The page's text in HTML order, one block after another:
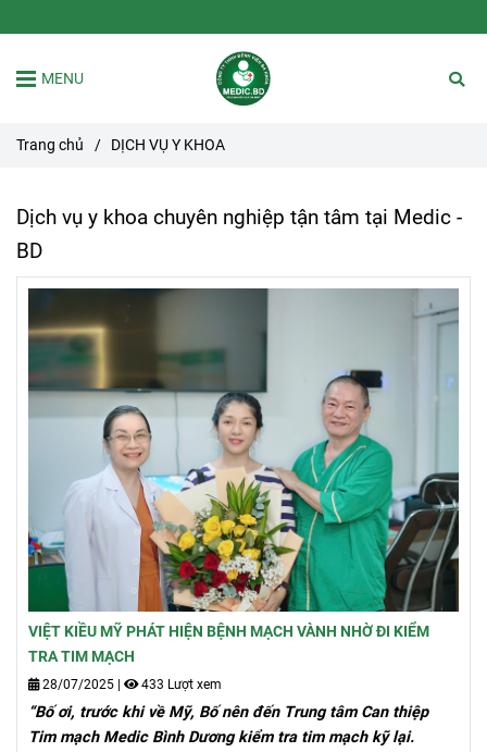
MENU
Trang chủ / DỊCH VỤ Y KHOA
Dịch vụ y khoa chuyên nghiệp tận tâm tại Medic -
BD
VIỆT KIỀU MỸ PHÁT HIỆN BỆNH MẠCH VÀNH NHỜ ĐI KIỂM
TRA TIM MẠCH
28/07/2025 433 Lượt xem
“Bố ơi, trước khi về Mỹ, Bố nên đến Trung tâm Can thiệp
Tim mạch Medic Bình Dương kiểm tra tim mạch kỹ lại.